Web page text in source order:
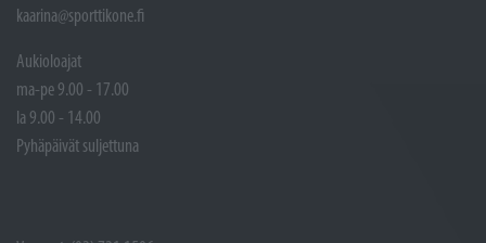
kaarina@sporttikone.fi
Aukioloajat
ma-pe 9.00 - 17.00
la 9.00 - 14.00
Pyhäpäivät suljettuna